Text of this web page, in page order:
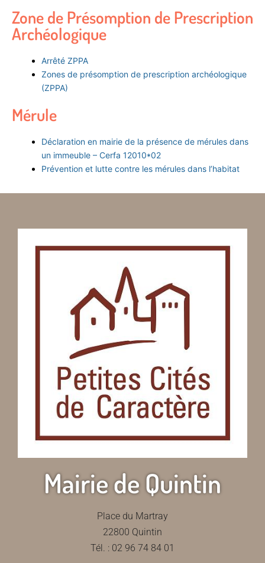
Zone de Présomption de Prescription
Archéologique
Arrêté ZPPA
Zones de présomption de prescription archéologique
(ZPPA)
Mérule
Déclaration en mairie de la présence de mérules dans
un immeuble – Cerfa 12010*02
Prévention et lutte contre les mérules dans l’habitat
Mairie de Quintin
Place du Martray
22800 Quintin
Tél. : 02 96 74 84 01